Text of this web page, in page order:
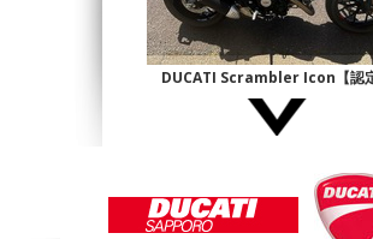
DUCATI Scrambler Icon【認
古】
¥1,140,000